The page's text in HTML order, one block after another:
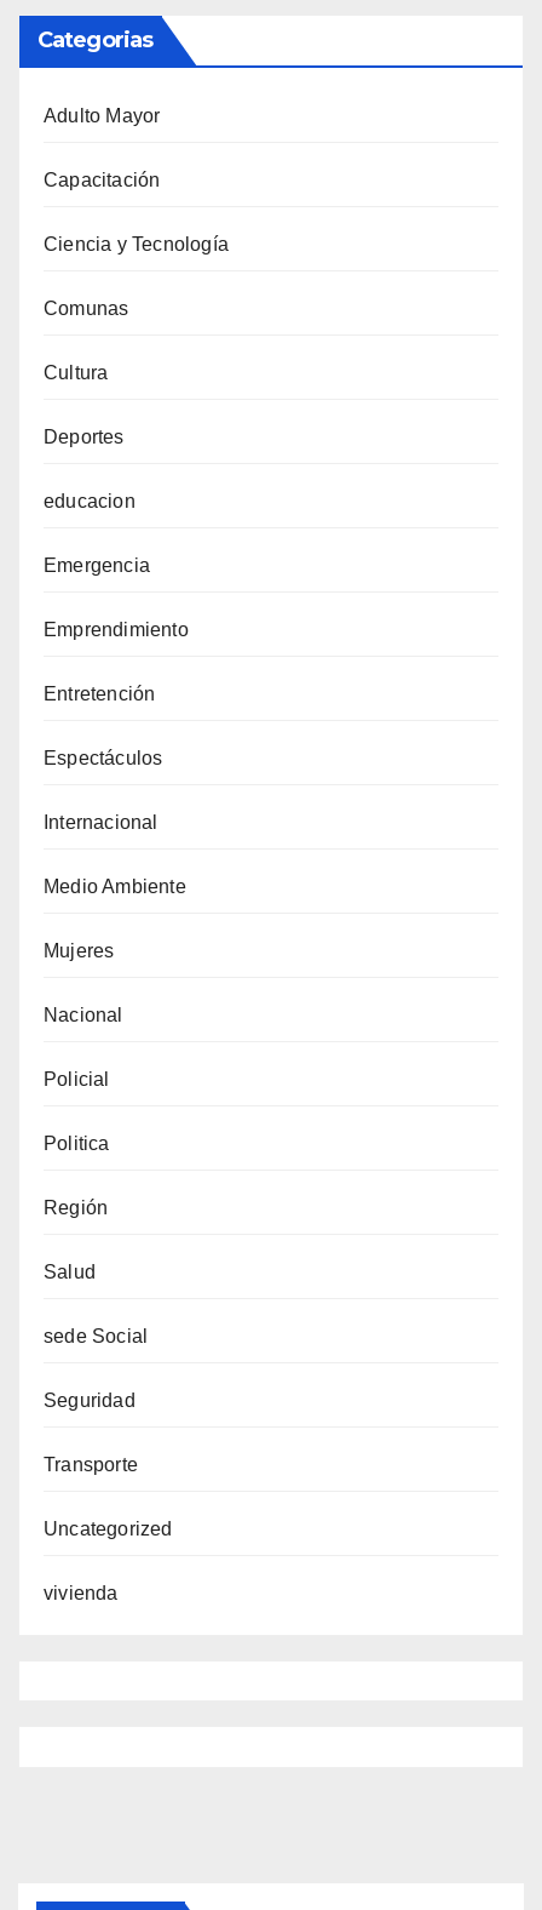
Categorias
Adulto Mayor
Capacitación
Ciencia y Tecnología
Comunas
Cultura
Deportes
educacion
Emergencia
Emprendimiento
Entretención
Espectáculos
Internacional
Medio Ambiente
Mujeres
Nacional
Policial
Politica
Región
Salud
sede Social
Seguridad
Transporte
Uncategorized
vivienda